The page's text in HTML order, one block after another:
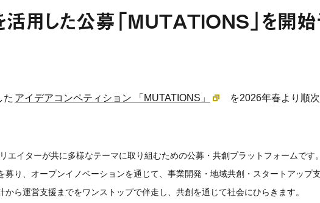
用した公募「MUTATIONS」を開
た アイデアコンペティション 「MUTATIONS」
を2026年春より順
エイターが共に多様なテーマに取り組むための公募・共創プラットフォームです
募り、オープンイノベーションを通じて、事業開発・地域共創・スタートアップ
から運営支援までをワンストップで伴走し、共創を通じて社会にひらきます。